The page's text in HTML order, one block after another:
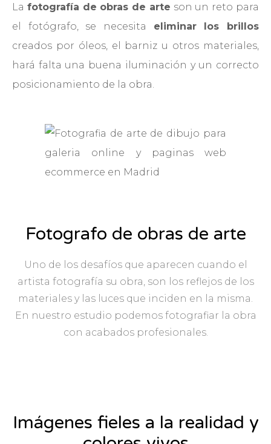
La fotografía de obras de arte son un reto para
el fotógrafo, se necesita eliminar los brillos
creados por óleos, el barniz u otros materiales,
hará falta una buena iluminación y un correcto
posicionamiento de la obra.
Fotografo de obras de arte
Uno de los desafíos que aparecen cuando el
artista fotografía su obra, son los reflejos de los
materiales y las luces que inciden en la misma.
En nuestro estudio podemos fotografiar la obra
con acabados profesionales.
Imágenes fieles a la realidad y